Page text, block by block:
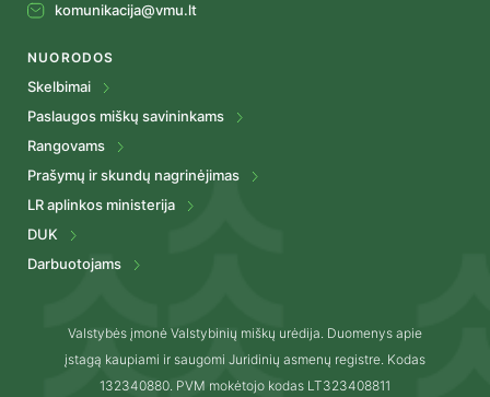
komunikacija@vmu.lt
NUORODOS
Skelbimai
Paslaugos miškų savininkams
Rangovams
Prašymų ir skundų nagrinėjimas
LR aplinkos ministerija
DUK
Darbuotojams
Valstybės įmonė Valstybinių miškų urėdija. Duomenys apie
įstagą kaupiami ir saugomi Juridinių asmenų registre. Kodas
132340880. PVM mokėtojo kodas LT323408811